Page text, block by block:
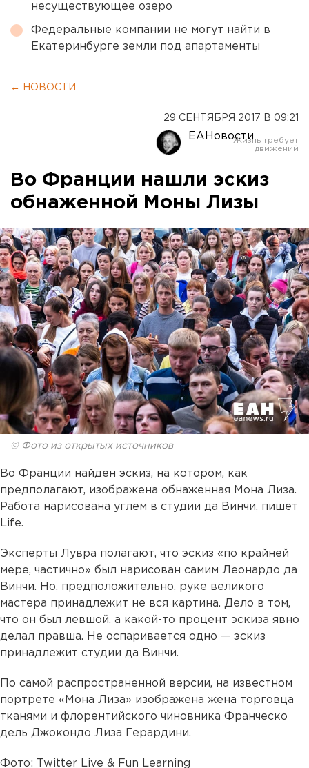
несуществующее озеро
Федеральные компании не могут найти в
Екатеринбурге земли под апартаменты
← НОВОСТИ
29 СЕНТЯБРЯ 2017 В 09:21
ЕАНовости
Во Франции нашли эскиз
обнаженной Моны Лизы
© Фото из открытых источников
Во Франции найден эскиз, на котором, как
предполагают, изображена обнаженная Мона Лиза.
Работа нарисована углем в студии да Винчи, пишет
Life.
Эксперты Лувра полагают, что эскиз «по крайней
мере, частично» был нарисован самим Леонардо да
Винчи. Но, предположительно, руке великого
мастера принадлежит не вся картина. Дело в том,
что он был левшой, а какой-то процент эскиза явно
делал правша. Не оспаривается одно — эскиз
принадлежит студии да Винчи.
По самой распространенной версии, на известном
портрете «Мона Лиза» изображена жена торговца
тканями и флорентийского чиновника Франческо
дель Джокондо Лиза Герардини.
Фото: Twitter